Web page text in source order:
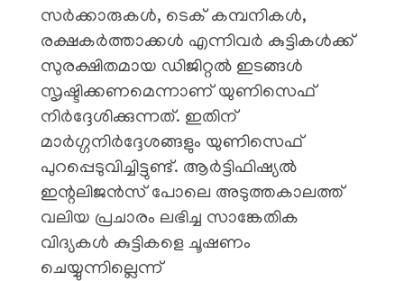
സർക്കാരുകൾ, ടെക് കമ്പനികൾ,
രക്ഷകർത്താക്കൾ എന്നിവർ കുട്ടികൾക്ക്
സുരക്ഷിതമായ ഡിജിറ്റൽ ഇടങ്ങൾ
സൃഷ്ടിക്കണമെന്നാണ് യുണിസെഫ്
നിർദ്ദേശിക്കുന്നത്. ഇതിന്
മാർഗ്ഗനിർദ്ദേശങ്ങളും യുണിസെഫ്
പുറപ്പെടുവിച്ചിട്ടുണ്ട്. ആർട്ടിഫിഷ്യൽ
ഇന്റലിജൻസ് പോലെ അടുത്തകാലത്ത്
വലിയ പ്രചാരം ലഭിച്ച സാങ്കേതിക
വിദ്യകൾ കുട്ടികളെ ചൂഷണം
ചെയ്യുന്നില്ലെന്ന്